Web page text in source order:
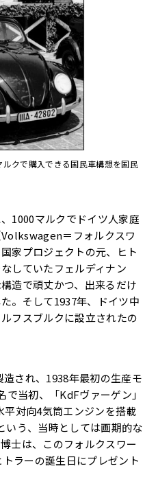
クで購入できる国民車構想を国民
1000マルクでドイツ人家庭
＝フォルクスワ
家プロジェクトの元、ヒト
していたフェルディナン
造で頑丈かつ、出来るだけ
。そして1937年、ドイツ中
フスブルクに設立されたの
され、1938年最初の生産モ
で当初、「KdFヴァーゲン」
平対向4気筒エンジンを搭載
いう、当時としては画期的な
士は、このフォルクスワー
ラーの誕生日にプレゼント